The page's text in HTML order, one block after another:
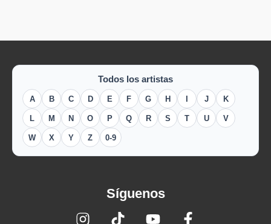
Todos los artistas
A B C D E F G H I J K
L M N O P Q R S T U V
W X Y Z 0-9
Síguenos